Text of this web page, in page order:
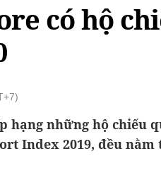
có hộ
hạng những hộ chiếu
Index 2019, đều nằm